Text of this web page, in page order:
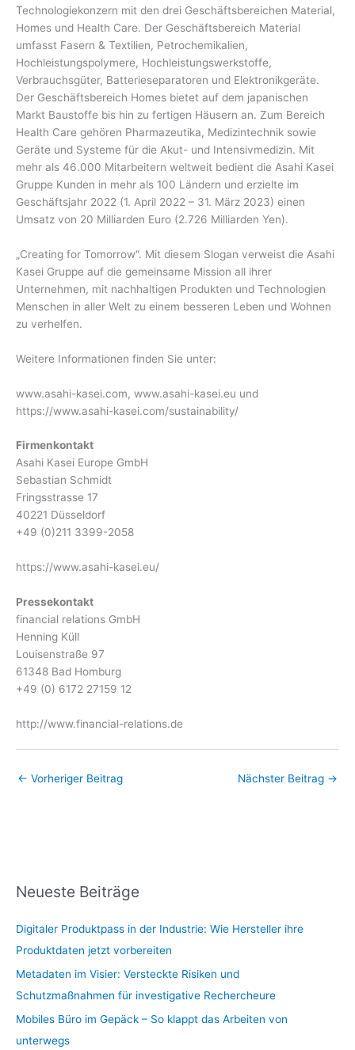
Technologiekonzern mit den drei Geschäftsbereichen Material,
Homes und Health Care. Der Geschäftsbereich Material
umfasst Fasern & Textilien, Petrochemikalien,
Hochleistungspolymere, Hochleistungswerkstoffe,
Verbrauchsgüter, Batterieseparatoren und Elektronikgeräte.
Der Geschäftsbereich Homes bietet auf dem japanischen
Markt Baustoffe bis hin zu fertigen Häusern an. Zum Bereich
Health Care gehören Pharmazeutika, Medizintechnik sowie
Geräte und Systeme für die Akut- und Intensivmedizin. Mit
mehr als 46.000 Mitarbeitern weltweit bedient die Asahi Kasei
Gruppe Kunden in mehr als 100 Ländern und erzielte im
Geschäftsjahr 2022 (1. April 2022 – 31. März 2023) einen
Umsatz von 20 Milliarden Euro (2.726 Milliarden Yen).
„Creating for Tomorrow“. Mit diesem Slogan verweist die Asahi
Kasei Gruppe auf die gemeinsame Mission all ihrer
Unternehmen, mit nachhaltigen Produkten und Technologien
Menschen in aller Welt zu einem besseren Leben und Wohnen
zu verhelfen.
Weitere Informationen finden Sie unter:
www.asahi-kasei.com, www.asahi-kasei.eu und
https://www.asahi-kasei.com/sustainability/
Firmenkontakt
Asahi Kasei Europe GmbH
Sebastian Schmidt
Fringsstrasse 17
40221 Düsseldorf
+49 (0)211 3399-2058
https://www.asahi-kasei.eu/
Pressekontakt
financial relations GmbH
Henning Küll
Louisenstraße 97
61348 Bad Homburg
+49 (0) 6172 27159 12
http://www.financial-relations.de
← Vorheriger Beitrag Nächster Beitrag →
Neueste Beiträge
Digitaler Produktpass in der Industrie: Wie Hersteller ihre
Produktdaten jetzt vorbereiten
Metadaten im Visier: Versteckte Risiken und
Schutzmaßnahmen für investigative Rechercheure
Mobiles Büro im Gepäck – So klappt das Arbeiten von
unterwegs